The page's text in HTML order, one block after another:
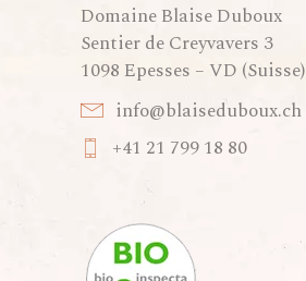
Domaine Blaise Duboux
Sentier de Creyvavers 3
1098 Epesses – VD (Suisse)
info@blaiseduboux.ch
+41 21 799 18 80